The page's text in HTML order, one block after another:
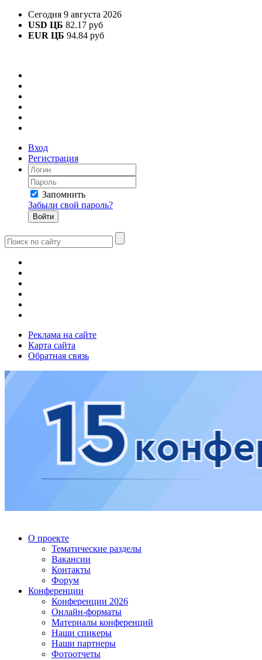
Сегодня 9 августа 2026
USD ЦБ 82.17 руб
EUR ЦБ 94.84 руб
Вход
Регистрация
Запомнить
Забыли свой пароль?
Реклама на сайте
Карта сайта
Обратная связь
О проекте
Тематические разделы
Вакансии
Контакты
Форум
Конференции
Конференции 2026
Онлайн-форматы
Материалы конференций
Наши спикеры
Наши партнеры
Фотоотчеты